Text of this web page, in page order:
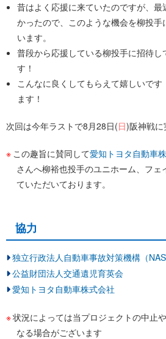
昔はよく応援に来ていたのですが、
かったので、このような機会を柳投
います。
普段から応援している柳投手に招待
す！
こんなに良くしてもらえて嬉しいで
ます！
次回は今年ラストで8月28日(日)阪神戦に
この趣旨に賛同して愛知トヨタ自動車
さんへ柳裕也投手のユニホーム、フェ
ていただいております。
協力
独立行政法人自動車事故対策機構（
公益財団法人交通遺児育英会
愛知トヨタ自動車株式会社
状況によっては当プロジェクトの中止
なる場合がございます